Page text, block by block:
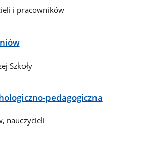
i pracowników
Szkoły
pedagogiczna
nauczycieli